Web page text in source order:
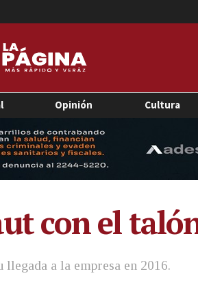
Opinión Cultura
con el
a la empresa en 2016.